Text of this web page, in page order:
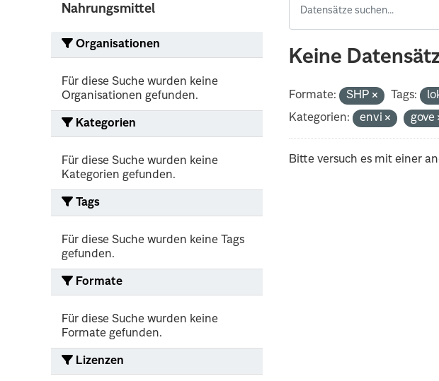
Nahrungsmittel
Organisationen
Für diese Suche wurden keine
Organisationen gefunden.
Kategorien
Für diese Suche wurden keine
Kategorien gefunden.
Tags
Für diese Suche wurden keine Tags
gefunden.
Formate
Für diese Suche wurden keine
Formate gefunden.
Lizenzen
Keine
Formate: SHP Tags:
Kategorien:
envi gove
Bitte versuch es mit einer